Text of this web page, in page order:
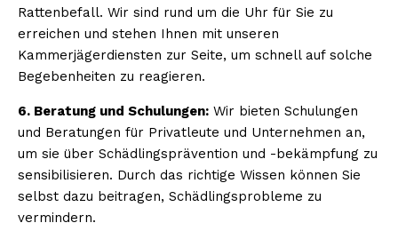
Rattenbefall. Wir sind rund um die Uhr für Sie zu
erreichen und stehen Ihnen mit unseren
Kammerjägerdiensten zur Seite, um schnell auf solche
Begebenheiten zu reagieren.
6. Beratung und Schulungen: Wir bieten Schulungen
und Beratungen für Privatleute und Unternehmen an,
um sie über Schädlingsprävention und -bekämpfung zu
sensibilisieren. Durch das richtige Wissen können Sie
selbst dazu beitragen, Schädlingsprobleme zu
vermindern.